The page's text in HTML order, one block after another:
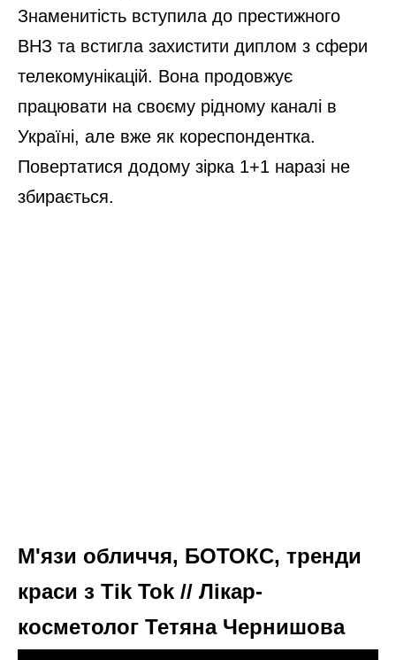
Знаменитість вступила до престижного
ВНЗ та встигла захистити диплом з сфери
телекомунікацій. Вона продовжує
працювати на своєму рідному каналі в
Україні, але вже як кореспондентка.
Повертатися додому зірка 1+1 наразі не
збирається.
М'язи обличчя, БОТОКС, тренди
краси з Tik Tok // Лікар-
косметолог Тетяна Чернишова